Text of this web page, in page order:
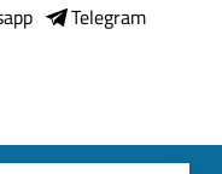
Telegram